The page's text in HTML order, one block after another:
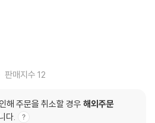
판매지수 12
해 주문을 취소할 경우 해외주문
다.